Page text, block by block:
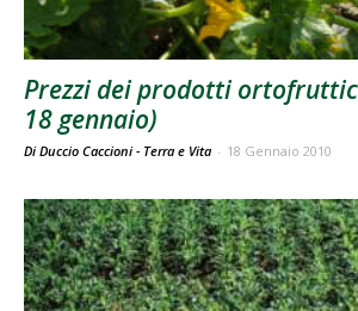
Prezzi dei prodotti
18 gennaio)
Di Duccio Caccioni - Terra e Vita - 18 Gennaio 2010